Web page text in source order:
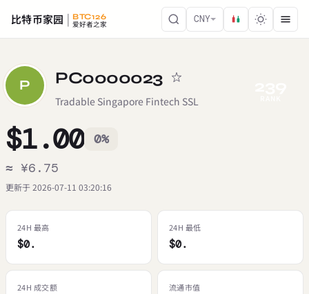
比特币家园
BTC126
爱好者之家
CNY
P PC0000023
Tradable Singapore Fintech SSL
$1.00 0%
≈ ¥6.75
更新于 2026-07-11 03:20:16
24H 最高
$0.
24H 最低
$0.
24H 成交额 流通市值